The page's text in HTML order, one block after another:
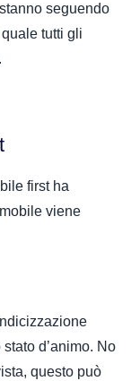
seguendo
tutti gli
first ha
viene
d’animo. No
questo può